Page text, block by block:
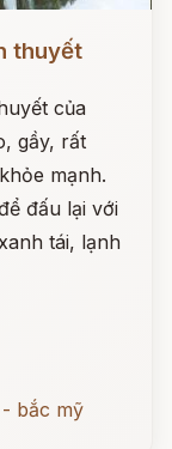
thuyết
của
gầy, rất
mạnh.
đấu lại với
tái, lạnh
bắc mỹ